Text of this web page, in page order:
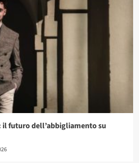
futuro dell’abbigliamento su